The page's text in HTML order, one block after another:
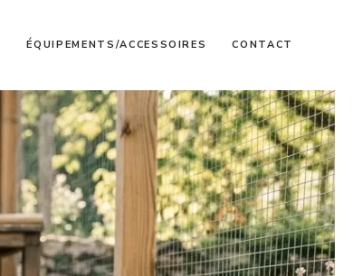
ÉQUIPEMENTS/ACCESSOIRES CONTACT